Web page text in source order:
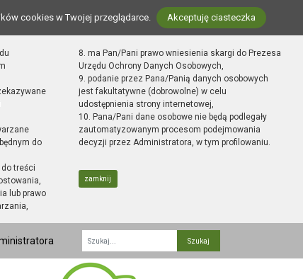
cookies w Twojej przeglądarce. Akceptuję ciasteczka
do
do treści
lub prawo
8. ma Pan/Pani prawo wniesienia skargi do Prezesa
Urzędu Ochrony Danych Osobowych,
9. podanie przez Pana/Panią danych osobowych
jest fakultatywne (dobrowolne) w celu
udostępnienia strony internetowej,
10. Pana/Pani dane osobowe nie będą podlegały
zautomatyzowanym procesom podejmowania
decyzji przez Administratora, w tym profilowaniu.
zamknij
Fraza